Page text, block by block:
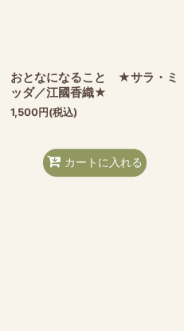
おとなになること ★サラ・ミ
ッダ／江國香織★
1,500円(税込)
カートに入れる